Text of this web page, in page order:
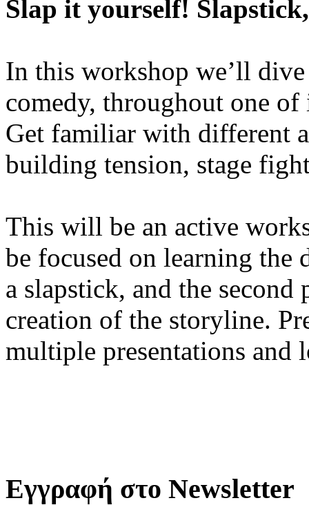
Slap it yourself!
In this workshop we’ll
comedy, throughout one
Get familiar with different
building tension, stage
This will be an active
be focused on learning the
a slapstick, and the
creation of the storyline.
multiple presentations and
Εγγραφή στο Newsletter